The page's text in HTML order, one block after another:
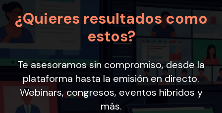
¿Quieres resultados como
estos?
Te asesoramos sin compromiso, desde la
plataforma hasta la emisión en directo.
Webinars, congresos, eventos híbridos y
más.